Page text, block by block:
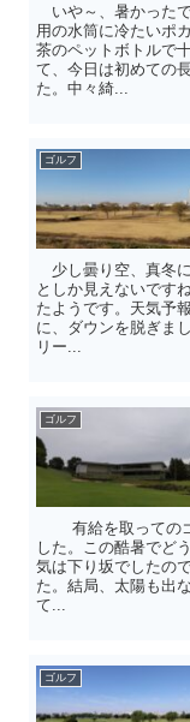
いや～、暑かった
用の水筒に冷たいポ
茶のペットボトルで
て、今日は初めての
た。中々綺...
ゴルフ
少し曇り空、真冬
としか見えないです
たようです。天気予
に、ダウンを脱ぎま
リー...
ゴルフ
有給を取ってのゴ
した。この酷暑でど
気は下り坂でしたの
た。結局、太陽も出
て...
ゴルフ